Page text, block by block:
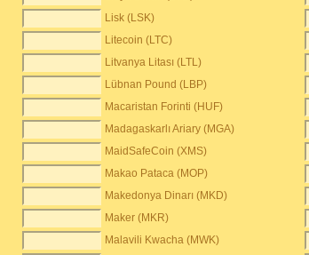
Lisk (LSK)
Litecoin (LTC)
Litvanya Litası (LTL)
Lübnan Pound (LBP)
Macaristan Forinti (HUF)
Madagaskarlı Ariary (MGA)
MaidSafeCoin (XMS)
Makao Pataca (MOP)
Makedonya Dinarı (MKD)
Maker (MKR)
Malavili Kwacha (MWK)